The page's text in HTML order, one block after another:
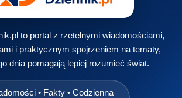
to portal z rzetelnymi wiadomościami,
i praktycznym spojrzeniem na tematy,
dnia pomagają lepiej rozumieć świat.
• Fakty • Codzienna